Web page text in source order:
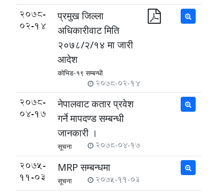
2078-
02-14
प्रमुख जिल्ला
अधिकारीवाट मिति
२०७८/२/१४ मा जारी
आदेश
कोभिड-१९ सम्बन्धी
2078-02-14
2078-
04-17
नेपालवाट कतार प्रवेश
गर्ने मापदण्ड सम्बन्धी
जानकारी ।
सूचना 2078-04-17
2075-
11-03
MRP सम्बन्धमा
सूचना 2075-11-03